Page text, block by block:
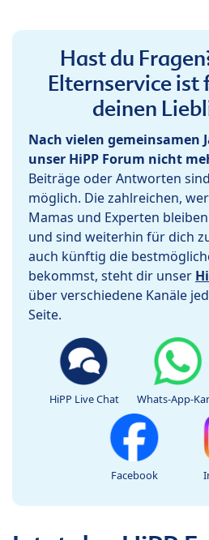
Hast du
Elternservice ist
deinen
Nach vielen gemeinsamen
unser HiPP Forum nicht
Beiträge oder Antworten
möglich. Die zahlreichen,
Mamas und Experten
und sind weiterhin für dich
auch künftig die
bekommst, steht dir unser
über verschiedene Kanäle
Seite.
HiPP Live Chat Whats-App-
Facebook